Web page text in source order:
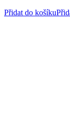
Přidat do košíku